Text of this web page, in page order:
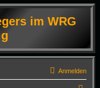
im WRG
Anmelden